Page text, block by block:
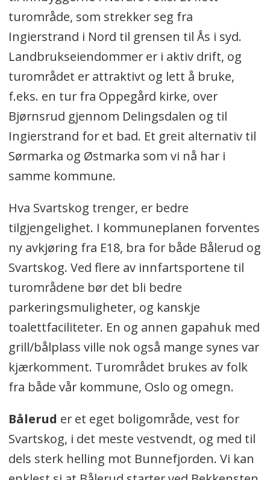
turområde, som strekker seg fra
Ingierstrand i Nord til grensen til Ås i syd.
Landbrukseiendommer er i aktiv drift, og
turområdet er attraktivt og lett å bruke,
f.eks. en tur fra Oppegård kirke, over
Bjørnsrud gjennom Delingsdalen og til
Ingierstrand for et bad. Et greit alternativ til
Sørmarka og Østmarka som vi nå har i
samme kommune.
Hva Svartskog trenger, er bedre
tilgjengelighet. I kommuneplanen forventes
ny avkjøring fra E18, bra for både Bålerud og
Svartskog. Ved flere av innfartsportene til
turområdene bør det bli bedre
parkeringsmuligheter, og kanskje
toalettfaciliteter. En og annen gapahuk med
grill/bålplass ville nok også mange synes var
kjærkomment. Turområdet brukes av folk
fra både vår kommune, Oslo og omegn.
Bålerud er et eget boligområde, vest for
Svartskog, i det meste vestvendt, og med til
dels sterk helling mot Bunnefjorden. Vi kan